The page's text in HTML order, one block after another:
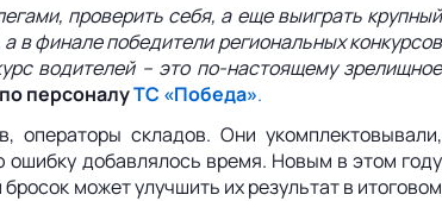
проверить себя, а еще выиграть крупный
в финале победители региональных конкурсов
водителей – это по-настоящему зрелищное
персоналуТС «Победа».
операторы складов. Они укомплектовывали,
ошибку добавлялось время. Новым в этом году
может улучшить их результат в итоговом